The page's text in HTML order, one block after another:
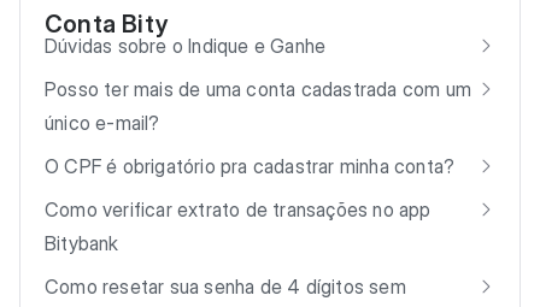
Conta Bity
Dúvidas sobre o Indique e Ganhe
Posso ter mais de uma conta cadastrada com um
único e-mail?
O CPF é obrigatório pra cadastrar minha conta?
Como verificar extrato de transações no app
Bitybank
Como resetar sua senha de 4 dígitos sem